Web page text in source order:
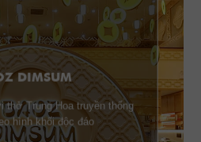
DIMSUM
thở Trung Hoa truyền thống
hình khối độc đáo